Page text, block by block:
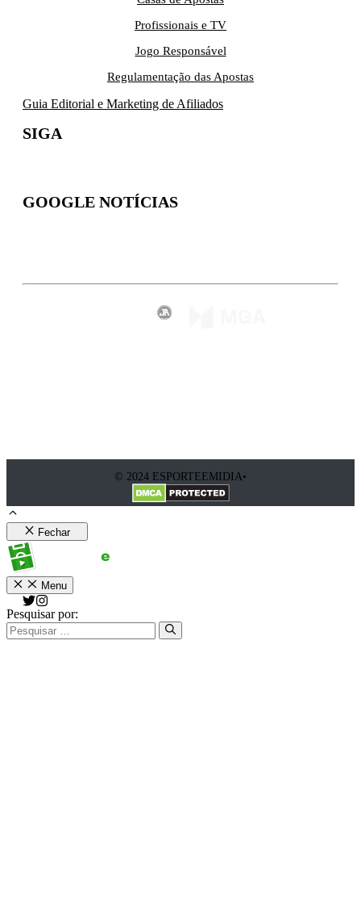
Profissionais e TV
Jogo Responsável
Regulamentação das Apostas
Guia Editorial e Marketing de Afiliados
SIGA
GOOGLE NOTÍCIAS
© 2024 ESPORTEEMIDIA•
Fechar
Menu
Pesquisar por: